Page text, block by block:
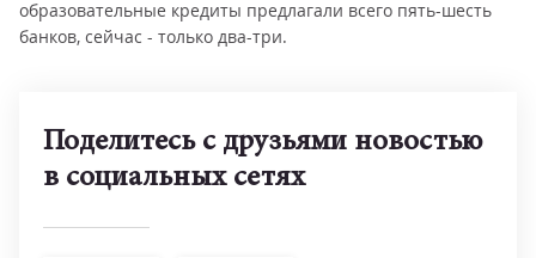
образовательные кредиты предлагали всего пять-шесть
банков, сейчас - только два-три.
Поделитесь с друзьями новостью
в социальных сетях